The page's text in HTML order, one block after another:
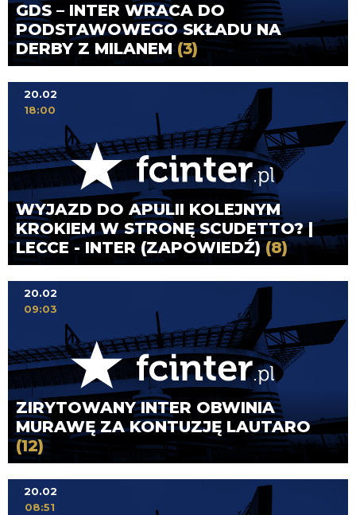
GDS – INTER WRACA DO
PODSTAWOWEGO SKŁADU NA
DERBY Z MILANEM(3)
WYJAZD DO APULII KOLEJNYM
KROKIEM W STRONĘ SCUDETTO? |
LECCE - INTER (ZAPOWIEDŹ) (8)
20.02
18:00
ZIRYTOWANY INTER OBWINIA
MURAWĘ ZA KONTUZJĘ LAUTARO
(12)
20.02
09:03
20.02
08:51